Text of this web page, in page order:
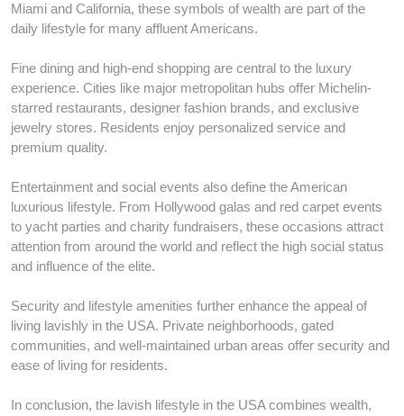
Miami and California, these symbols of wealth are part of the
daily lifestyle for many affluent Americans.
Fine dining and high-end shopping are central to the luxury
experience. Cities like major metropolitan hubs offer Michelin-
starred restaurants, designer fashion brands, and exclusive
jewelry stores. Residents enjoy personalized service and
premium quality.
Entertainment and social events also define the American
luxurious lifestyle. From Hollywood galas and red carpet events
to yacht parties and charity fundraisers, these occasions attract
attention from around the world and reflect the high social status
and influence of the elite.
Security and lifestyle amenities further enhance the appeal of
living lavishly in the USA. Private neighborhoods, gated
communities, and well-maintained urban areas offer security and
ease of living for residents.
In conclusion, the lavish lifestyle in the USA combines wealth,